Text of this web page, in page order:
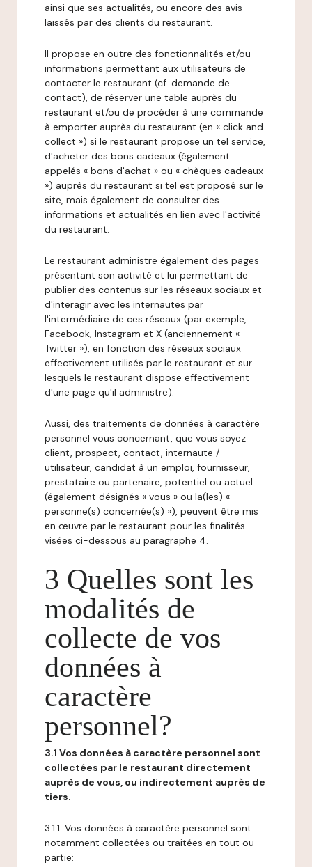
ainsi que ses actualités, ou encore des avis
laissés par des clients du restaurant.
Il propose en outre des fonctionnalités et/ou
informations permettant aux utilisateurs de
contacter le restaurant (cf. demande de
contact), de réserver une table auprès du
restaurant et/ou de procéder à une commande
à emporter auprès du restaurant (en « click and
collect ») si le restaurant propose un tel service,
d'acheter des bons cadeaux (également
appelés « bons d'achat » ou « chèques cadeaux
») auprès du restaurant si tel est proposé sur le
site, mais également de consulter des
informations et actualités en lien avec l'activité
du restaurant.
Le restaurant administre également des pages
présentant son activité et lui permettant de
publier des contenus sur les réseaux sociaux et
d'interagir avec les internautes par
l'intermédiaire de ces réseaux (par exemple,
Facebook, Instagram et X (anciennement «
Twitter »), en fonction des réseaux sociaux
effectivement utilisés par le restaurant et sur
lesquels le restaurant dispose effectivement
d'une page qu'il administre).
Aussi, des traitements de données à caractère
personnel vous concernant, que vous soyez
client, prospect, contact, internaute /
utilisateur, candidat à un emploi, fournisseur,
prestataire ou partenaire, potentiel ou actuel
(également désignés « vous » ou la(les) «
personne(s) concernée(s) »), peuvent être mis
en œuvre par le restaurant pour les finalités
visées ci-dessous au paragraphe 4.
3 Quelles sont les
modalités de
collecte de vos
données à
caractère
personnel?
3.1 Vos données à caractère personnel sont
collectées par le restaurant directement
auprès de vous, ou indirectement auprès de
tiers.
3.1.1. Vos données à caractère personnel sont
notamment collectées ou traitées en tout ou
partie: